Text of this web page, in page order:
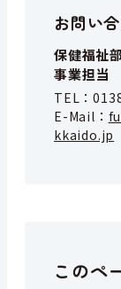
お問い
保健福祉
事業担当
TEL：
E-Mail：
kkaido.jp
このペ